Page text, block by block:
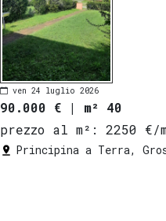
ven 24 luglio 2026
90.000 € | m² 40
prezzo al m²:
2250 €/
Principina a Terra,